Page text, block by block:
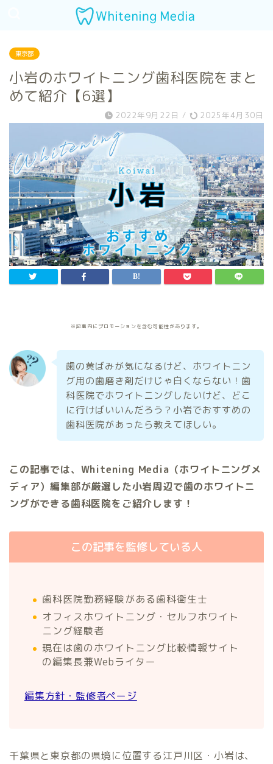
東京都
小岩のホワイトニング歯科医院をまと
めて紹介【6選】
2022年9月22日 / 2025年4月30日
※記事内にプロモーションを含む可能性があります。
歯の黄ばみが気になるけど、ホワイトニン
グ用の歯磨き剤だけじゃ白くならない！歯
科医院でホワイトニングしたいけど、どこ
に行けばいいんだろう？小岩でおすすめの
歯科医院があったら教えてほしい。
この記事では、Whitening Media（ホワイトニングメ
ディア）編集部が厳選した小岩周辺で歯のホワイトニ
ングができる歯科医院をご紹介します！
この記事を監修している人
歯科医院勤務経験がある歯科衛生士
オフィスホワイトニング・セルフホワイト
ニング経験者
現在は歯のホワイトニング比較情報サイト
の編集長兼Webライター
編集方針・監修者ページ
千葉県と東京都の県境に位置する江戸川区・小岩は、